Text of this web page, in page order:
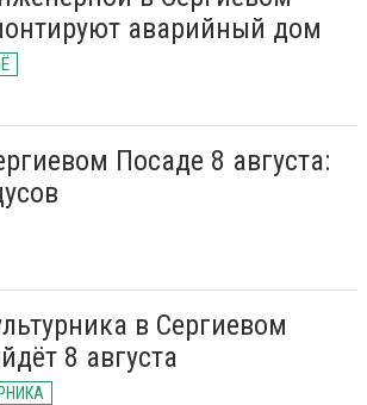
аварийный дом
Посаде 8 августа:
в Сергиевом
8 августа